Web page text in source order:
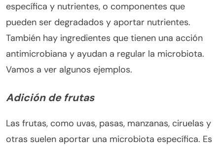
específica y nutrientes, o componentes que
pueden ser degradados y aportar nutrientes.
También hay ingredientes que tienen una acción
antimicrobiana y ayudan a regular la microbiota.
Vamos a ver algunos ejemplos.
Adición de frutas
Las frutas, como uvas, pasas, manzanas, ciruelas y
otras suelen aportar una microbiota específica. Es